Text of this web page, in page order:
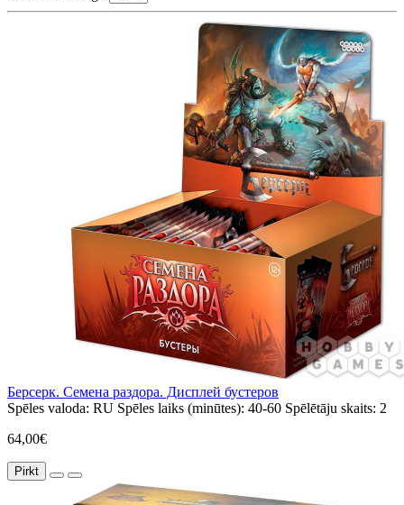
Берсерк. Семена раздора. Дисплей бустеров
Spēles valoda: RU Spēles laiks (minūtes): 40-60 Spēlētāju skaits: 2
64,00€
Pirkt